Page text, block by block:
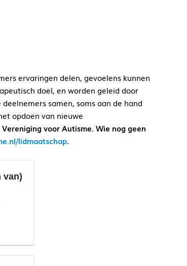
ervaringen delen, gevoelens kunnen
doel, en worden geleid door
samen, soms aan de hand
opdoen van nieuwe
voor Autisme. Wie nog geen
lidmaatschap.
van)